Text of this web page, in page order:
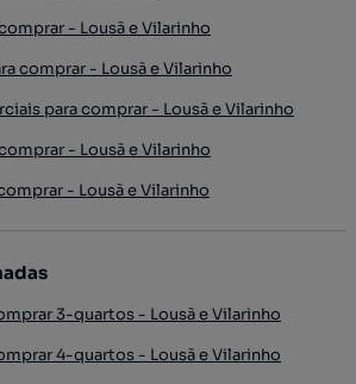
- Lousã e Vilarinho
comprar - Lousã e Vilarinho
para comprar - Lousã e Vilarinho
- Lousã e Vilarinho
- Lousã e Vilarinho
3-quartos - Lousã e Vilarinho
4-quartos - Lousã e Vilarinho